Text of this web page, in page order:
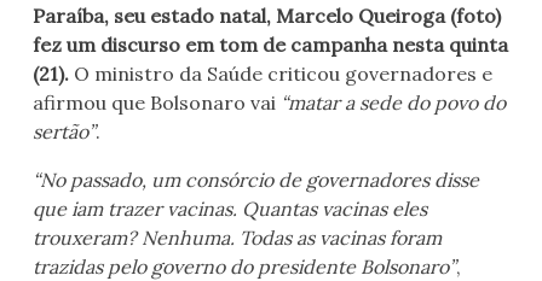
Paraíba, seu estado natal, Marcelo Queiroga (foto)
fez um discurso em tom de campanha nesta quinta
(21). O ministro da Saúde criticou governadores e
afirmou que Bolsonaro vai “matar a sede do povo do
sertão”.
“No passado, um consórcio de governadores disse
que iam trazer vacinas. Quantas vacinas eles
trouxeram? Nenhuma. Todas as vacinas foram
trazidas pelo governo do presidente Bolsonaro”,